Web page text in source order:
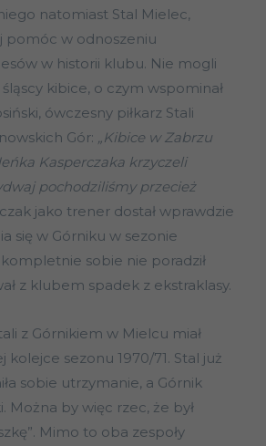
natomiast Stal Mielec,
pomóc w odnoszeniu
w historii klubu. Nie mogli
kibice, o czym wspominał
ówczesny piłkarz Stali
Gór: „Kibice w Zabrzu
Kasperczaka krzyczeli
pochodziliśmy przecież
jako trener dostał wprawdzie
się w Górniku w sezonie
sobie nie poradził
z klubem spadek z ekstraklasy.
z Górnikiem w Mielcu miał
kolejce sezonu 1970/71. Stal już
sobie utrzymanie, a Górnik
Można by więc rzec, że był
Mimo to oba zespoły